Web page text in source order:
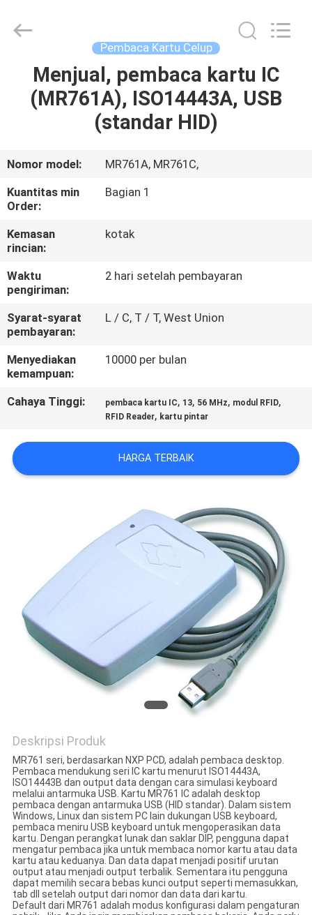
RUMAH
TENTANG
KAMI
TUR
PABRIK
KONTROL
KUALITAS
HUBUNGI
KAMI
PERMINTAAN
PENAWARAN
PRIVACY
POLICY
Copyright
Pembaca Kartu Celup
Menjual, pembaca kartu IC
(MR761A), ISO14443A, USB
(standar HID)
Nomor model:
MR761A, MR761C,
Kuantitas min
Order:
Bagian 1
Kemasan
rincian:
kotak
Waktu
pengiriman:
2 hari setelah pembayaran
Syarat-syarat
pembayaran:
L / C, T / T, West Union
Menyediakan
kemampuan:
10000 per bulan
Cahaya Tinggi: pembaca kartu IC, 13, 56 MHz, modul RFID,
RFID Reader, kartu pintar
HARGA TERBAIK
Deskripsi Produk
MR761 seri, berdasarkan NXP PCD, adalah pembaca desktop.
Pembaca mendukung seri IC kartu menurut ISO14443A,
ISO14443B dan output data dengan cara simulasi keyboard
melalui antarmuka USB. Kartu MR761 IC adalah desktop
pembaca dengan antarmuka USB (HID standar). Dalam sistem
Windows, Linux dan sistem PC lain dukungan USB keyboard,
pembaca meniru USB keyboard untuk mengoperasikan data
kartu. Dengan perangkat lunak dan saklar DIP, pengguna dapat
mengatur pembaca jika untuk membaca nomor kartu atau data
kartu atau keduanya. Dan data dapat menjadi positif urutan
output atau menjadi output terbalik. Sementara itu pengguna
dapat memilih secara bebas kunci output seperti memasukkan,
tab dll setelah output dari nomor dan data dari kartu.
Default dari MR761 adalah modus konfigurasi dalam pengaturan